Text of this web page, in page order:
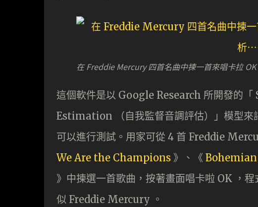
在 Freddie Mercury 四首名曲中揀一首來唱卡拉
這個軟件是以 Google Research 所開發的
Estimation （自我監督音調評估）」模型來
可以進行測試。用家可從 4 首 Freddie
We Are the Champions 》、《
》中揀選一首歌曲，按著畫面唱卡啦 OK ，
似 Freddie Mercury 。